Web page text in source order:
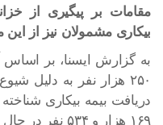
مقامات بر پیگیری از
بیکاری مشمولان نیز از
به گزارش ایسنا، بر اساس
۲۵۰ هزار نفر به دلیل
دریافت بیمه بیکاری
۱۶۹ هزار و ۵۳۴ نفر در حال دریافت بیمه بیکاری هستند.